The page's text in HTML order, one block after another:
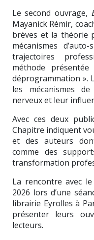
Le second ouvrage,
Mayanick Rémir,
brèves et la théorie
mécanismes
trajectoires
méthode
déprogrammation ».
les mécanismes
nerveux et leur
Avec ces deux
Chapitre indiquent
et des auteurs
comme des
transformation
La rencontre avec
2026 lors d’une
librairie Eyrolles à
présenter leurs
lecteurs.